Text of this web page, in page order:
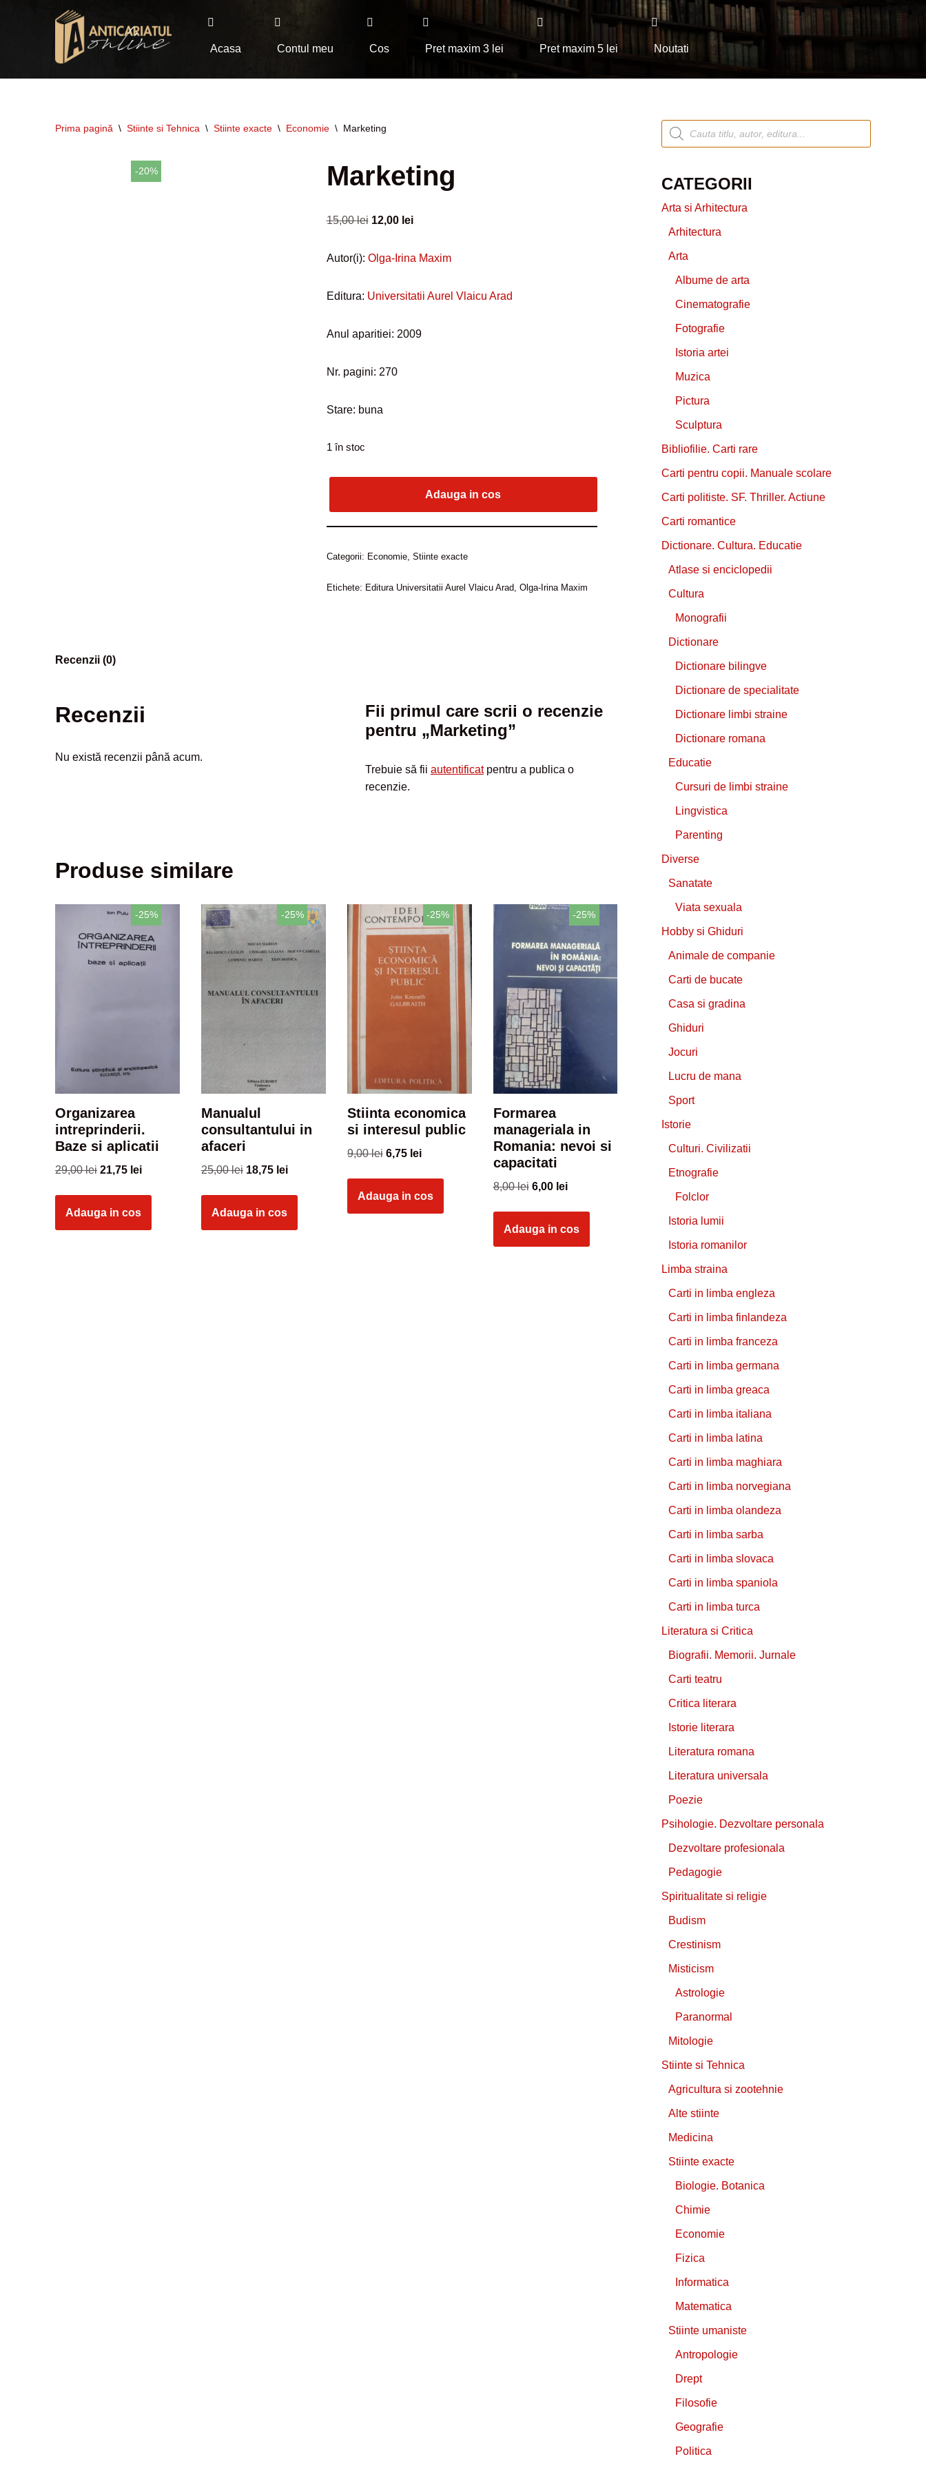
Acasa Contul meu Cos Pret maxim 3 lei Pret maxim 5 lei Noutati
Prima pagină \ Stiinte si Tehnica \ Stiinte exacte \ Economie \ Marketing
-20% Marketing
15,00lei 12,00 lei
Autor(i): Olga-Irina Maxim
Editura: Universitatii Aurel Vlaicu Arad
Anul aparitiei: 2009
Nr. pagini: 270
Stare: buna
1 în stoc
Adauga in cos
Categorii: Economie, Stiinte exacte
Etichete: Editura Universitatii Aurel Vlaicu Arad, Olga-Irina Maxim
Recenzii (0)
Recenzii
Nu există recenzii până acum.
Fii primul care scrii o recenzie
pentru „Marketing”
Trebuie să fii autentificatpentru a publica o
recenzie.
Produse similare
-25%
Organizarea
intreprinderii.
Baze si aplicatii
29,00lei 21,75 lei
Adauga in cos
-25%
Manualul
consultantului in
afaceri
25,00lei 18,75 lei
Adauga in cos
-25%
Stiinta economica
si interesul public
9,00lei 6,75 lei
Adauga in cos
-25%
Formarea
manageriala in
Romania: nevoi si
capacitati
8,00lei 6,00 lei
Adauga in cos
CATEGORII
Arta si Arhitectura
Arhitectura
Arta
Albume de arta
Cinematografie
Fotografie
Istoria artei
Muzica
Pictura
Sculptura
Bibliofilie. Carti rare
Carti pentru copii. Manuale scolare
Carti politiste. SF. Thriller. Actiune
Carti romantice
Dictionare. Cultura. Educatie
Atlase si enciclopedii
Cultura
Monografii
Dictionare
Dictionare bilingve
Dictionare de specialitate
Dictionare limbi straine
Dictionare romana
Educatie
Cursuri de limbi straine
Lingvistica
Parenting
Diverse
Sanatate
Viata sexuala
Hobby si Ghiduri
Animale de companie
Carti de bucate
Casa si gradina
Ghiduri
Jocuri
Lucru de mana
Sport
Istorie
Culturi. Civilizatii
Etnografie
Folclor
Istoria lumii
Istoria romanilor
Limba straina
Carti in limba engleza
Carti in limba finlandeza
Carti in limba franceza
Carti in limba germana
Carti in limba greaca
Carti in limba italiana
Carti in limba latina
Carti in limba maghiara
Carti in limba norvegiana
Carti in limba olandeza
Carti in limba sarba
Carti in limba slovaca
Carti in limba spaniola
Carti in limba turca
Literatura si Critica
Biografii. Memorii. Jurnale
Carti teatru
Critica literara
Istorie literara
Literatura romana
Literatura universala
Poezie
Psihologie. Dezvoltare personala
Dezvoltare profesionala
Pedagogie
Spiritualitate si religie
Budism
Crestinism
Misticism
Astrologie
Paranormal
Mitologie
Stiinte si Tehnica
Agricultura si zootehnie
Alte stiinte
Medicina
Stiinte exacte
Biologie. Botanica
Chimie
Economie
Fizica
Informatica
Matematica
Stiinte umaniste
Antropologie
Drept
Filosofie
Geografie
Politica